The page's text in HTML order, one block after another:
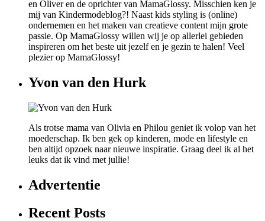
en Oliver en de oprichter van MamaGlossy. Misschien ken je
mij van Kindermodeblog?! Naast kids styling is (online)
ondernemen en het maken van creatieve content mijn grote
passie. Op MamaGlossy willen wij je op allerlei gebieden
inspireren om het beste uit jezelf en je gezin te halen! Veel
plezier op MamaGlossy!
Yvon van den Hurk
Als trotse mama van Olivia en Philou geniet ik volop van het
moederschap. Ik ben gek op kinderen, mode en lifestyle en
ben altijd opzoek naar nieuwe inspiratie. Graag deel ik al het
leuks dat ik vind met jullie!
Advertentie
Recent Posts